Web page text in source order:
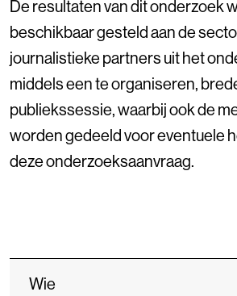
De resultaten van dit onderzoek
beschikbaar gesteld aan de
journalistieke partners uit het
middels een te organiseren,
publiekssessie, waarbij ook de
worden gedeeld voor eventuele
deze onderzoeksaanvraag.
Wie